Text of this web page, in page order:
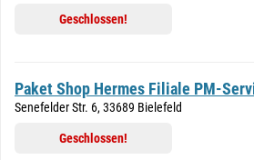
Geschlossen!
Paket Shop Hermes Filiale PM-
Senefelder Str. 6, 33689 Bielefeld
Geschlossen!